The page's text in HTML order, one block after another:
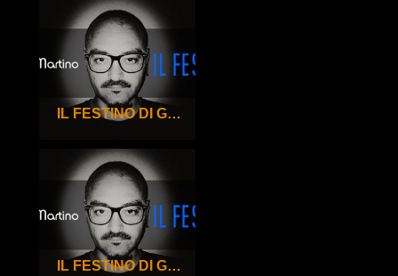
IL FESTINO DI GIGI DE MARTINO – 98°
IL FESTINO DI GIGI DE MARTINO – 97°